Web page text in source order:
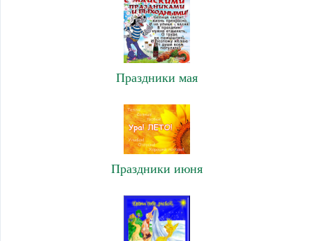
Праздники мая
Праздники июня